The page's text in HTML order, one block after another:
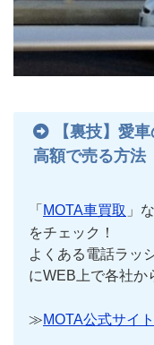
【裏技】愛
高額で売る方法
「 MOTA車買取 」
をチェック！
よくある電話ラッ
にWEB上で各社か
≫MOTA公式サイト